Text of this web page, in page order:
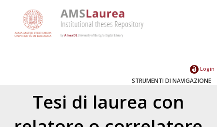
Login
STRUMENTI DI NAVIGAZIONE
Tesi di laurea con